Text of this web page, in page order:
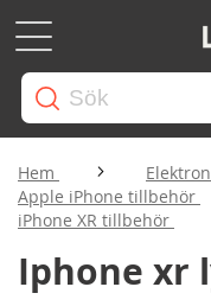
Hem
Apple iPhone tillbehör
iPhone XR tillbehör
Iphone xr